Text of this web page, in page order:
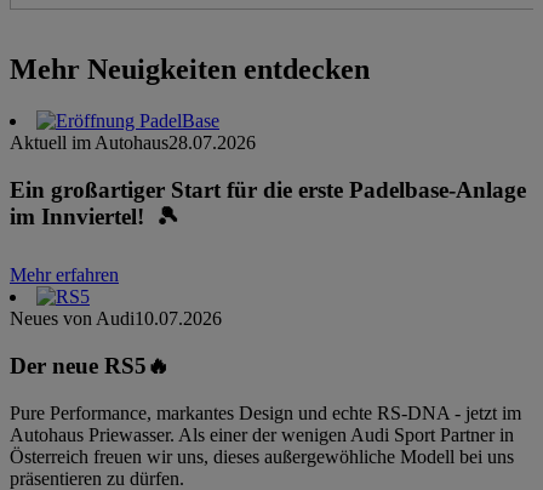
Mehr Neuigkeiten entdecken
Aktuell im Autohaus28.07.2026
Ein großartiger Start für die erste Padelbase-Anlage
im Innviertel! 🎾
Mehr erfahren
Neues von Audi10.07.2026
Der neue RS5🔥
Pure Performance, markantes Design und echte RS-DNA - jetzt im
Autohaus Priewasser. Als einer der wenigen Audi Sport Partner in
Österreich freuen wir uns, dieses außergewöhliche Modell bei uns
präsentieren zu dürfen.